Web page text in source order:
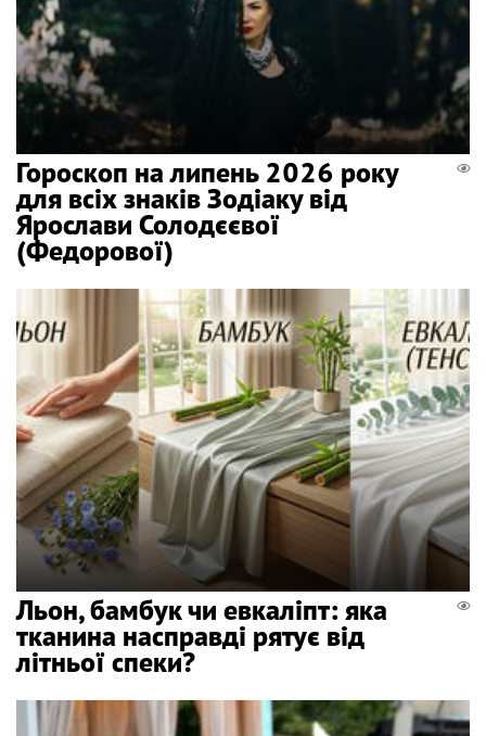
Гороскоп на липень 2026 року
для всіх знаків Зодіаку від
Ярослави Солодєєвої
(Федорової)
Льон, бамбук чи евкаліпт: яка
тканина насправді рятує від
літньої спеки?